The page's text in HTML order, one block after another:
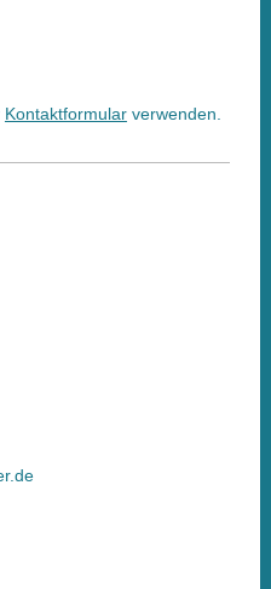
Kontaktformularverwenden.